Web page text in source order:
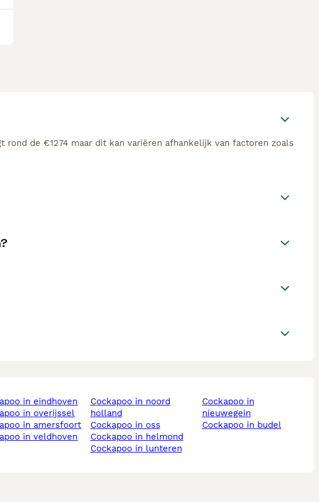
de €1274 maar dit kan variëren afhankelijk van factoren zoals
in eindhoven
in overijssel
in amersfoort
in veldhoven
cockapoo in noord
holland
cockapoo in oss
cockapoo in helmond
cockapoo in lunteren
cockapoo in
nieuwegein
cockapoo in budel